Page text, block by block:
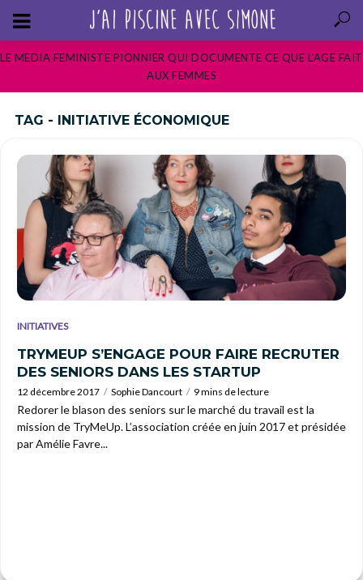
LE MEDIA FEMINISTE PIONNIER QUI DOCUMENTE CE QUE L’AGE FAIT
AUX FEMMES
TAG - INITIATIVE ÉCONOMIQUE
INITIATIVES
TRYMEUP S’ENGAGE POUR FAIRE RECRUTER
DES SENIORS DANS LES STARTUP
12 décembre 2017 Sophie Dancourt 9 mins de lecture
Redorer le blason des seniors sur le marché du travail est la
mission de TryMeUp. L’association créée en juin 2017 et présidée
par Amélie Favre...